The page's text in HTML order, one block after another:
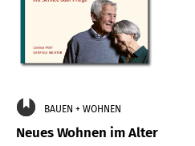
BAUEN + WOHNEN
Neues Wohnen im Alter